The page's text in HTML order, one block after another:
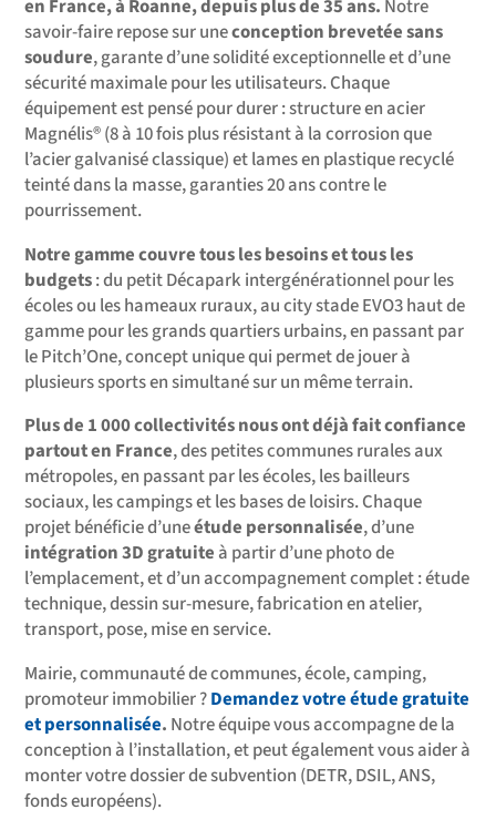
en France, à Roanne, depuis plus de 35 ans. Notre
savoir-faire repose sur uneconception brevetée sans
soudure, garante d’une solidité exceptionnelle et d’une
sécurité maximale pour les utilisateurs. Chaque
équipement est pensé pour durer : structure en acier
Magnélis® (8 à 10 fois plus résistant à la corrosion que
l’acier galvanisé classique) et lames en plastique recyclé
teinté dans la masse, garanties 20 ans contre le
pourrissement.
Notre gamme couvre tous les besoins et tous les
budgets: du petit Décapark intergénérationnel pour les
écoles ou les hameaux ruraux, au city stade EVO3 haut de
gamme pour les grands quartiers urbains, en passant par
le Pitch’One, concept unique qui permet de jouer à
plusieurs sports en simultané sur un même terrain.
Plus de 1 000 collectivités nous ont déjà fait confiance
partout en France, des petites communes rurales aux
métropoles, en passant par les écoles, les bailleurs
sociaux, les campings et les bases de loisirs. Chaque
projet bénéficie d’uneétude personnalisée, d’une
intégration 3D gratuite à partir d’une photo de
l’emplacement, et d’un accompagnement complet : étude
technique, dessin sur-mesure, fabrication en atelier,
transport, pose, mise en service.
Mairie, communauté de communes, école, camping,
promoteur immobilier ?Demandez votre étude gratuite
et personnalisée. Notre équipe vous accompagne de la
conception à l’installation, et peut également vous aider à
monter votre dossier de subvention (DETR, DSIL, ANS,
fonds européens).